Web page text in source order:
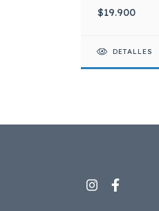
$19.900
DETALLES